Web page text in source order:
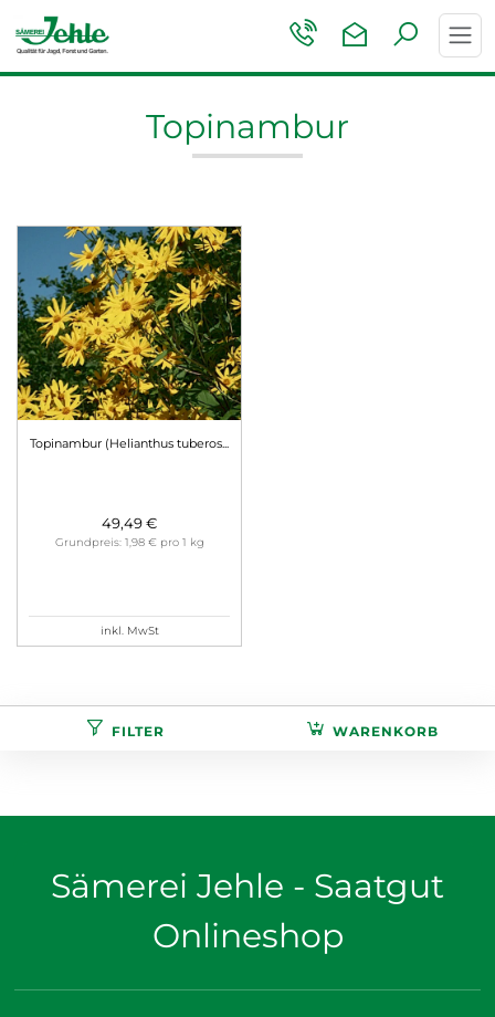
Topinambur
Topinambur (Helianthus tuberos...
49,49 €
Grundpreis: 1,98 € pro 1 kg
inkl. MwSt
FILTER WARENKORB
Sämerei Jehle - Saatgut
Onlineshop